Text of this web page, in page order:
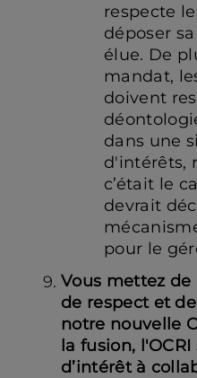
respecte
déposer
élue. De
mandat,
doivent
dans une
d'intérêts,
c’était le
devrait
pour le
Vous mettez
de respect et
notre nouvelle
la fusion,
d’intérêt à